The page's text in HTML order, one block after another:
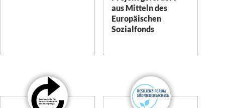
aus Mitteln des
Europäischen
Sozialfonds